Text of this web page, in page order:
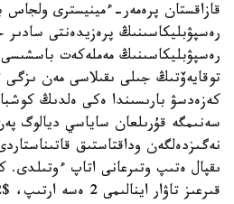
قازاقستان پرەمەر-ءمينيسترى ولجاس
رەسپۋبليكاسىنىڭ پرەزيدەنتى سادىر
رەسپۋبليكاسىنىڭ مەملەكەت
توقايەۆتىڭ جىلى ىقىلاسى مەن ىزگى
كەزەدسۋ بارىسىندا ەكى ەلدىڭ
سەنىمگە قۇرىلعان ساياسي ديالوگ
نەگىزدەلگەن وداقتاستىق
قىرعىز تاۋار اينالىمى 2 ەسە ارتىپ، $2,2 ميلليارد بولدى.